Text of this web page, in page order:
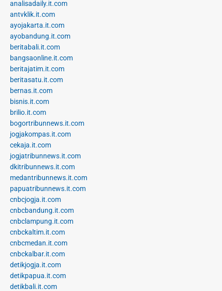
analisadaily.it.com
antvklik.it.com
ayojakarta.it.com
ayobandung.it.com
beritabali.it.com
bangsaonline.it.com
beritajatim.it.com
beritasatu.it.com
bernas.it.com
bisnis.it.com
brilio.it.com
bogortribunnews.it.com
jogjakompas.it.com
cekaja.it.com
jogjatribunnews.it.com
dkitribunnews.it.com
medantribunnews.it.com
papuatribunnews.it.com
cnbcjogja.it.com
cnbcbandung.it.com
cnbclampung.it.com
cnbckaltim.it.com
cnbcmedan.it.com
cnbckalbar.it.com
detikjogja.it.com
detikpapua.it.com
detikbali.it.com